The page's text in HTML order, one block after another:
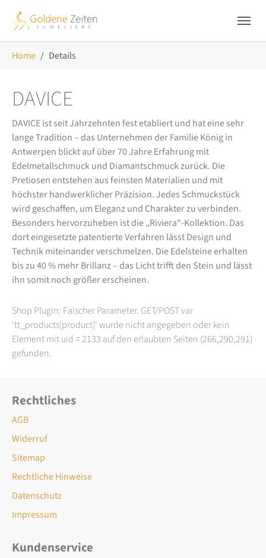
Home Details
DAVICE
DAVICE ist seit Jahrzehnten fest etabliert und hat eine sehr
lange Tradition – das Unternehmen der Familie König in
Antwerpen blickt auf über 70 Jahre Erfahrung mit
Edelmetallschmuck und Diamantschmuck zurück. Die
Pretiosen entstehen aus feinsten Materialien und mit
höchster handwerklicher Präzision. Jedes Schmuckstück
wird geschaffen, um Eleganz und Charakter zu verbinden.
Besonders hervorzuheben ist die „Riviera“-Kollektion. Das
dort eingesetzte patentierte Verfahren lässt Design und
Technik miteinander verschmelzen. Die Edelsteine erhalten
bis zu 40 % mehr Brillanz – das Licht trifft den Stein und lässt
ihn somit noch größer erscheinen.
Shop Plugin: Falscher Parameter. GET/POST var
'tt_products[product]' wurde nicht angegeben oder kein
Element mit uid = 2133 auf den erlaubten Seiten (266,290,291)
gefunden.
Rechtliches
AGB
Widerruf
Sitemap
Rechtliche Hinweise
Datenschutz
Impressum
Kundenservice